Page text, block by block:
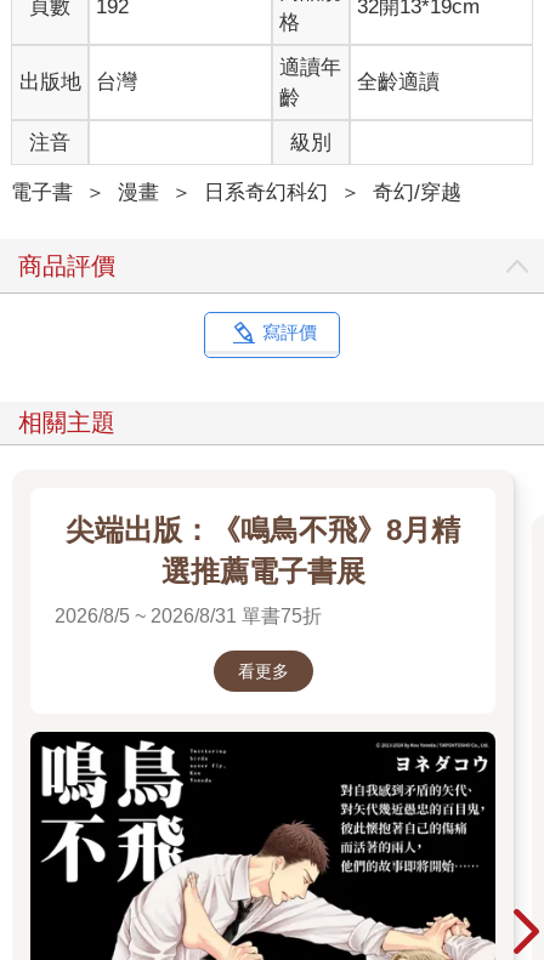
頁數 192
格
32開13*19cm
出版地 台灣
適讀年
齡
全齡適讀
注音 級別
電子書 ＞ 漫畫 ＞ 日系奇幻科幻 ＞ 奇幻/穿越
商品評價
寫評價
相關主題
尖端出版：《鳴鳥不飛》8月精
選推薦電子書展
2026/8/5 ~ 2026/8/31 單書75折
看更多